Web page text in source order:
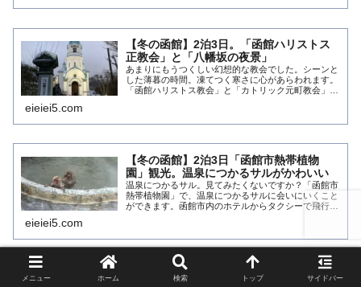
碑...
【冬の函館】2泊3日。「函館ハリストス
正教会」と「八幡坂の夜景」
あまりにもうつくしい幻想的な教会でした。シーンと
した薄暮の時間。凍てつく寒さに心があらわれます。
「函館ハリストス教会」と「カトリック元町教会」に
eieiei5.com
【冬の函館】2泊3日「函館市熱帯植物
園」観光。温泉につかるサルがかわいい
温泉につかるサル。見てみたくないですか？「函館市
熱帯植物園」で、温泉につかるサルに会いにいくこと
ができます。函館市内のホテルからタクシーで飛行場
eieiei5.com
メニュー ホーム 検索 トップ サイドバー